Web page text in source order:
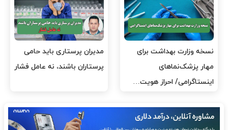
مدیران پرستاری باید حامی
پرستاران باشند، نه عامل فشار
مدیریت سلامت، میدان
آزمون و خطا نیست